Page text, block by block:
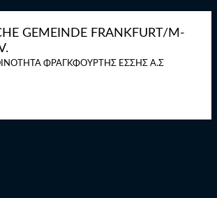
GEMEINDE FRANKFURT/M-
ΦΡΑΓΚΦΟΥΡΤΗΣ ΕΣΣΗΣ Α.Σ